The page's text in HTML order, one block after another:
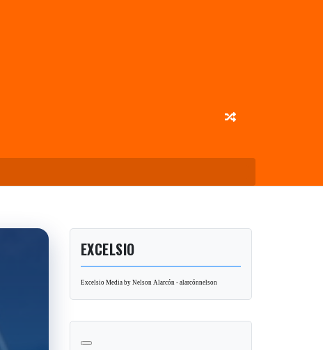
EXCELSIO
Excelsio Media by Nelson Alarcón - alarcónnelson